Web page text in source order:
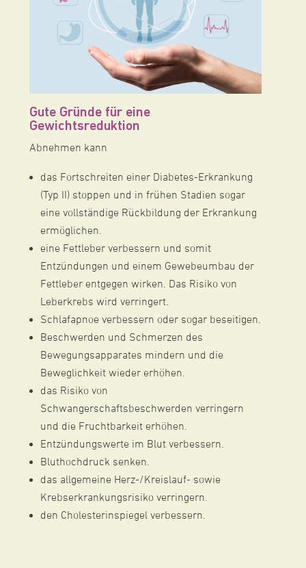
Gute Gründe für eine
Gewichtsreduktion
Abnehmen kann
das Fortschreiten einer Diabetes-Erkrankung
(Typ II) stoppen und in frühen Stadien sogar
eine vollständige Rückbildung der Erkrankung
ermöglichen.
eine Fettleber verbessern und somit
Entzündungen und einem Gewebeumbau der
Fettleber entgegen wirken. Das Risiko von
Leberkrebs wird verringert.
Schlafapnoe verbessern oder sogar beseitigen.
Beschwerden und Schmerzen des
Bewegungsapparates mindern und die
Beweglichkeit wieder erhöhen.
das Risiko von
Schwangerschaftsbeschwerden verringern
und die Fruchtbarkeit erhöhen.
Entzündungswerte im Blut verbessern.
Bluthochdruck senken.
das allgemeine Herz-/Kreislauf- sowie
Krebserkrankungsrisiko verringern.
den Cholesterinspiegel verbessern.